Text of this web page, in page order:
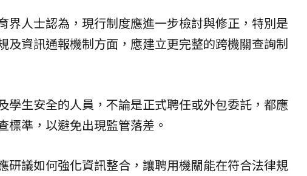
界人士認為，現行制度應進一步檢討與修正，特別是
及資訊通報機制方面，應建立更完整的跨機關查詢制
學生安全的人員，不論是正式聘任或外包委託，都應
標準，以避免出現監管落差。
研議如何強化資訊整合，讓聘用機關能在符合法律規